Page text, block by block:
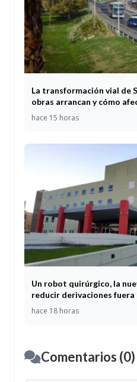
La transformación vial de
obras arrancan y cómo
hace 15 horas
Un robot quirúrgico, la
reducir derivaciones fuera
hace 18 horas
Comentarios (0)